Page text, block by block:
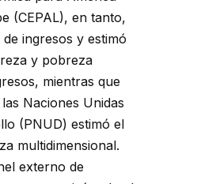
(CEPAL), en tanto,
ingresos y estimó
y pobreza
mientras que
Naciones Unidas
(PNUD) estimó el
multidimensional.
externo de